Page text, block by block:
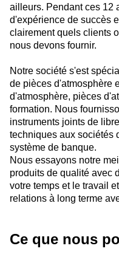
ailleurs. Pendant ces 12
d'expérience de succès
clairement quels clients
nous devons fournir.
Notre société s'est
de pièces d'atmosphère
d'atmosphère, pièces
formation. Nous
instruments joints de
techniques aux sociétés
système de banque.
Nous essayons notre
produits de qualité avec
votre temps et le travail
relations à long terme
Ce que nous